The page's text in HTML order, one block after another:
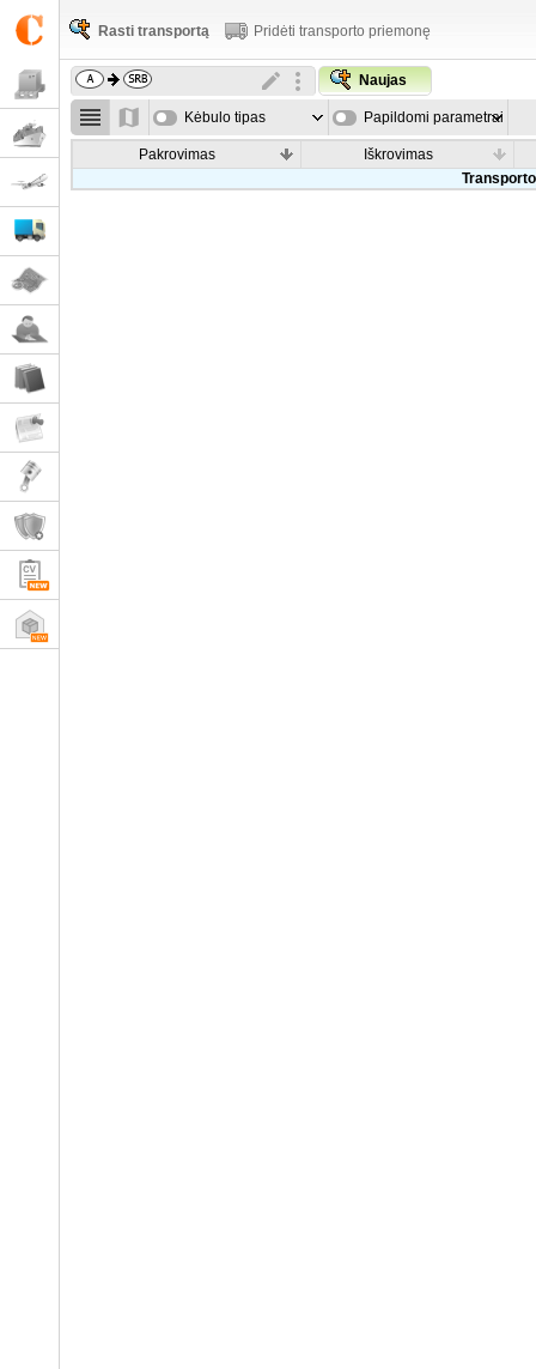
Rasti transportą Pridėti transporto priemonę
Naujas
Kėbulo tipas Papildomi parametrai
Pakrovimas
Iškrovimas